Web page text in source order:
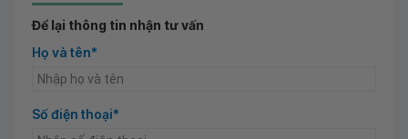
Để lại thông tin nhận tư vấn
Họ và tên*
Số điện thoại*